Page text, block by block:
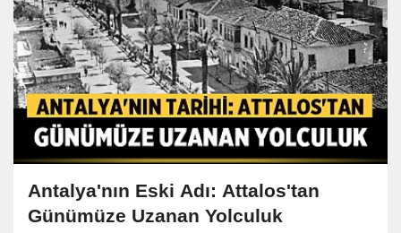
Antalya'nın Eski Adı: Attalos'tan
Günümüze Uzanan Yolculuk